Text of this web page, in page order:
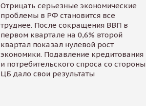
Отрицать серьезные экономические
проблемы в РФ становится все
труднее. После сокращения ВВП в
первом квартале на 0,6% второй
квартал показал нулевой рост
экономики. Подавление кредитования
и потребительского спроса со стороны
ЦБ дало свои результаты